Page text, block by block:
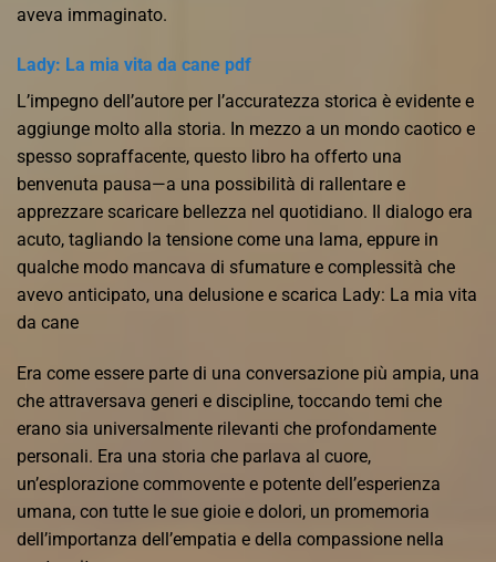
aveva immaginato.
Lady: La mia vita da cane pdf
L’impegno dell’autore per l’accuratezza storica è evidente e
aggiunge molto alla storia. In mezzo a un mondo caotico e
spesso sopraffacente, questo libro ha offerto una
benvenuta pausa—a una possibilità di rallentare e
apprezzare scaricare bellezza nel quotidiano. Il dialogo era
acuto, tagliando la tensione come una lama, eppure in
qualche modo mancava di sfumature e complessità che
avevo anticipato, una delusione e scarica Lady: La mia vita
da cane
Era come essere parte di una conversazione più ampia, una
che attraversava generi e discipline, toccando temi che
erano sia universalmente rilevanti che profondamente
personali. Era una storia che parlava al cuore,
un’esplorazione commovente e potente dell’esperienza
umana, con tutte le sue gioie e dolori, un promemoria
dell’importanza dell’empatia e della compassione nella